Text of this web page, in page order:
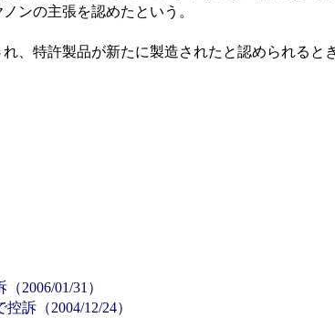
ンの主張を認めたという。
、特許製品が新たに製造されたと認められると
2006/01/31）
訴（2004/12/24）